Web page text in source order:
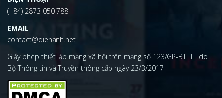
(+84) 2873 050 788
EMAIL
contact@dienanh.net
Giấy phép thiết lập mạng xã hội trên mạng số 123/GP-BTTTT do
Bộ Thông tin và Truyền thông cấp ngày 23/3/2017